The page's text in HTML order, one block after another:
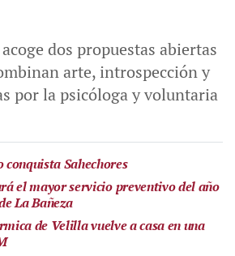
dos propuestas abiertas
arte, introspección y
por la psicóloga y voluntaria
Sahechores
el mayor servicio preventivo del año
La Bañeza
de Velilla vuelve a casa en una